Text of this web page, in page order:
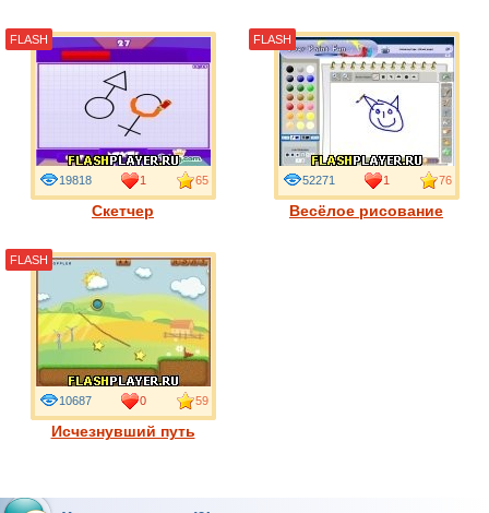
Скетчер
19818 1 65
FLASH
Весёлое рисование
52271 1 76
FLASH
Исчезнувший путь
10687 0 59
FLASH